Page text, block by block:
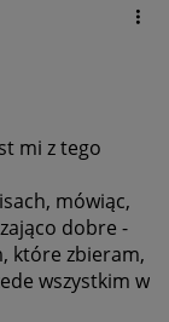
mi z tego
mówiąc,
dobre -
które zbieram,
wszystkim w